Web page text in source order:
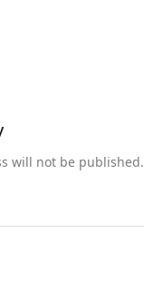
will not be published.